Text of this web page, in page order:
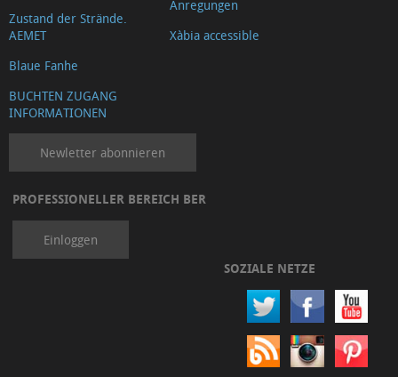
Zustand der Strände.
AEMET
Blaue Fanhe
BUCHTEN ZUGANG
INFORMATIONEN
Anregungen
Xàbia accessible
Newletter abonnieren
PROFESSIONELLER BEREICH BER
Einloggen
SOZIALE NETZE